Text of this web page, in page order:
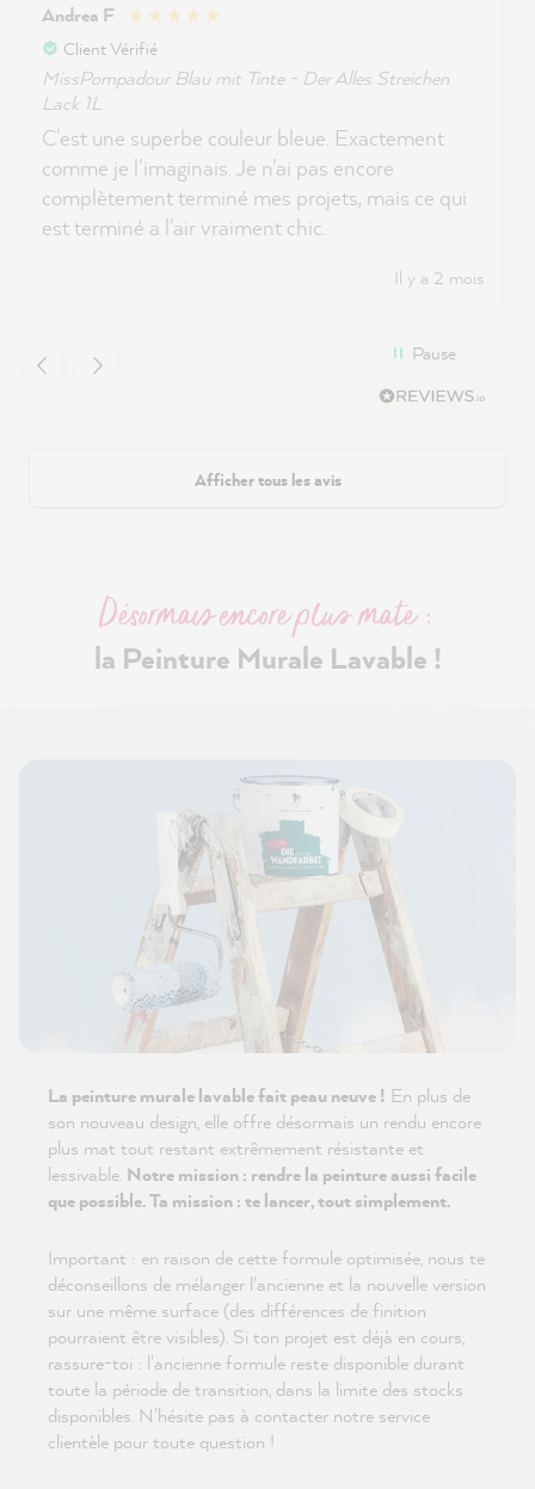
Andrea F
Client Vérifié
MissPompadour Blau mit Tinte - Der Alles Streichen
Lack 1L
C'est une superbe couleur bleue. Exactement
comme je l'imaginais. Je n'ai pas encore
complètement terminé mes projets, mais ce qui
est terminé a l'air vraiment chic.
Il y a 2 mois
Pause
Afficher tous les avis
Désormais encore plus mate :
la Peinture Murale Lavable !
La peinture murale lavable fait peau neuve ! En plus de
son nouveau design, elle offre désormais un rendu encore
plus mat tout restant extrêmement résistante et
lessivable. Notre mission : rendre la peinture aussi facile
que possible. Ta mission : te lancer, tout simplement.
Important : en raison de cette formule optimisée, nous te
déconseillons de mélanger l'ancienne et la nouvelle version
sur une même surface (des différences de finition
pourraient être visibles). Si ton projet est déjà en cours,
rassure-toi : l'ancienne formule reste disponible durant
toute la période de transition, dans la limite des stocks
disponibles. N'hésite pas à contacter notre service
clientèle pour toute question !